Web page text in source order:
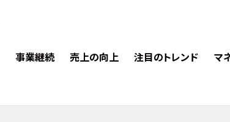
事業継続 売上の向上 注目のトレンド マ